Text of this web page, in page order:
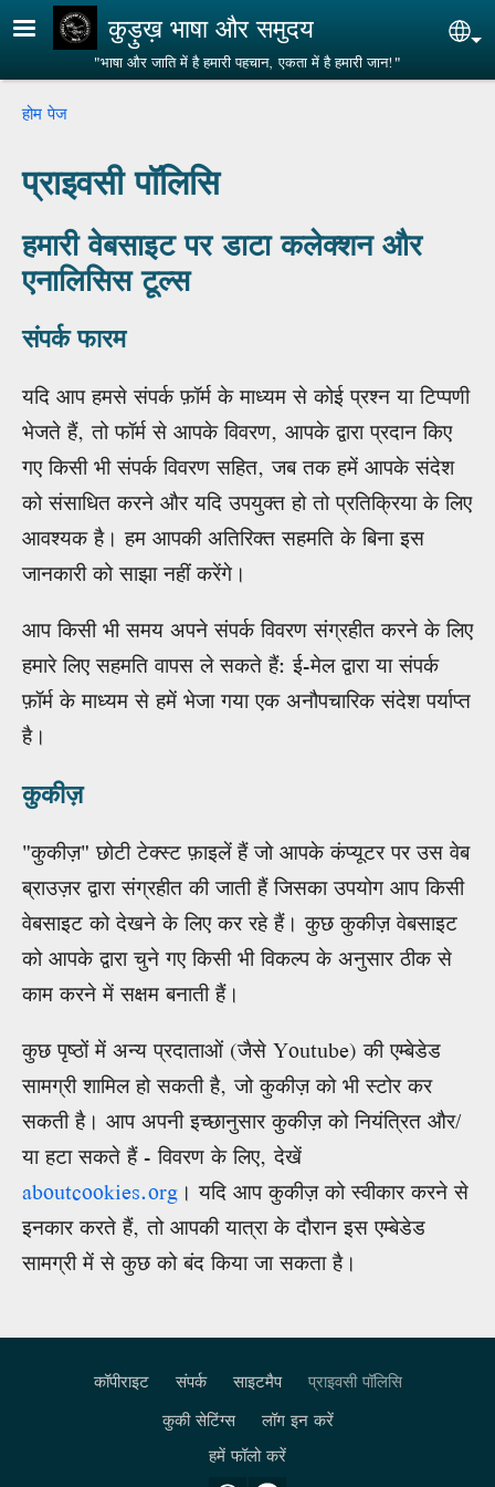
Skip to main contentकुड़ुख़ भाषा और समुदय
"भाषा और जाति में है हमारी पहचान, एकता में है हमारी जान!"
Breadcrumb
होम पेज
प्राइवसी पॉलिसि
हमारी वेबसाइट पर डाटा कलेक्शन और
एनालिसिस टूल्स
संपर्क फारम
यदि आप हमसे संपर्क फ़ॉर्म के माध्यम से कोई प्रश्न या टिप्पणी
भेजते हैं, तो फॉर्म से आपके विवरण, आपके द्वारा प्रदान किए
गए किसी भी संपर्क विवरण सहित, जब तक हमें आपके संदेश
को संसाधित करने और यदि उपयुक्त हो तो प्रतिक्रिया के लिए
आवश्यक है। हम आपकी अतिरिक्त सहमति के बिना इस
जानकारी को साझा नहीं करेंगे।
आप किसी भी समय अपने संपर्क विवरण संग्रहीत करने के लिए
हमारे लिए सहमति वापस ले सकते हैं: ई-मेल द्वारा या संपर्क
फ़ॉर्म के माध्यम से हमें भेजा गया एक अनौपचारिक संदेश पर्याप्त
है।
कुकीज़
"कुकीज़" छोटी टेक्स्ट फ़ाइलें हैं जो आपके कंप्यूटर पर उस वेब
ब्राउज़र द्वारा संग्रहीत की जाती हैं जिसका उपयोग आप किसी
वेबसाइट को देखने के लिए कर रहे हैं। कुछ कुकीज़ वेबसाइट
को आपके द्वारा चुने गए किसी भी विकल्प के अनुसार ठीक से
काम करने में सक्षम बनाती हैं।
कुछ पृष्ठों में अन्य प्रदाताओं (जैसे Youtube) की एम्बेडेड
सामग्री शामिल हो सकती है, जो कुकीज़ को भी स्टोर कर
सकती है। आप अपनी इच्छानुसार कुकीज़ को नियंत्रित और/
या हटा सकते हैं - विवरण के लिए, देखें
aboutcookies.org । यदि आप कुकीज़ को स्वीकार करने से
इनकार करते हैं, तो आपकी यात्रा के दौरान इस एम्बेडेड
सामग्री में से कुछ को बंद किया जा सकता है।
Footer
कॉपीराइट संपर्क साइटमैप
प्राइवसी पॉलिसि
कुकी सेटिंग्स
लॉग इन करें
हमें फॉलो करें